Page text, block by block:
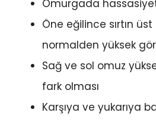
Omurgada
Öne eğilince sırtın üst
normalden yüksek
Sağ ve sol omuz
fark olması
Karşıya ve yukarıya